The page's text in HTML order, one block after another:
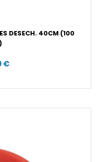
DESECH. 40CM (100
€